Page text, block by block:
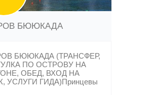
БЮЮКАДА
БЮЮКАДА (ТРАНСФЕР,
ПО ОСТРОВУ НА
ОБЕД, ВХОД НА
УСЛУГИ ГИДА)Принцевы